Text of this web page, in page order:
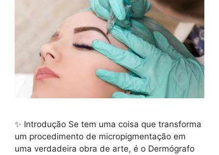
✨ Introdução Se tem uma coisa que transforma
um procedimento de micropigmentação em
uma verdadeira obra de arte, é o Dermógrafo